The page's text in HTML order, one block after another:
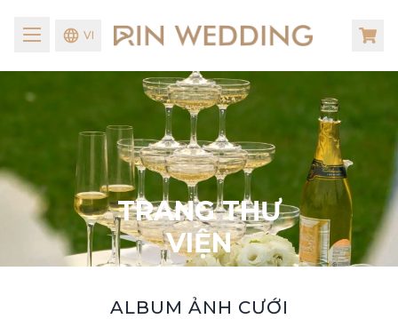
VI
TRANG THƯ
VIỆN
ALBUM ẢNH CƯỚI